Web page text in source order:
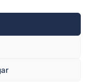
556625-6425 -
på denna
Ange källa vid citering.
och cookies